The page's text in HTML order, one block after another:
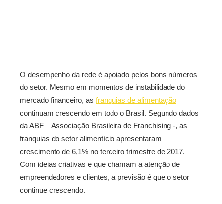
O desempenho da rede é apoiado pelos bons números
do setor. Mesmo em momentos de instabilidade do
mercado financeiro, as franquias de alimentação
continuam crescendo em todo o Brasil. Segundo dados
da ABF – Associação Brasileira de Franchising -, as
franquias do setor alimentício apresentaram
crescimento de 6,1% no terceiro trimestre de 2017.
Com ideias criativas e que chamam a atenção de
empreendedores e clientes, a previsão é que o setor
continue crescendo.